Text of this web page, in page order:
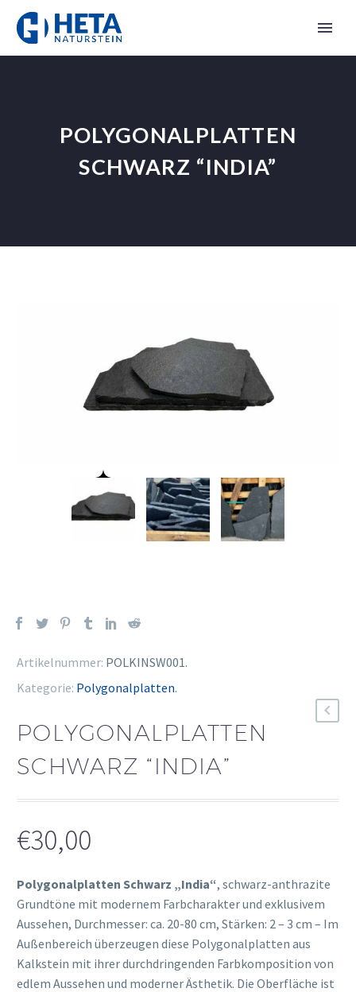
POLYGONALPLATTEN
SCHWARZ “INDIA”
Artikelnummer: POLKINSW001.
Kategorie: Polygonalplatten.
POLYGONALPLATTEN
SCHWARZ “INDIA”
€30,00
Polygonalplatten Schwarz „India“, schwarz-anthrazite
Grundtöne mit modernem Farbcharakter und exklusivem
Aussehen, Durchmesser: ca. 20-80 cm, Stärken: 2 – 3 cm – Im
Außenbereich überzeugen diese Polygonalplatten aus
Kalkstein mit ihrer durchdringenden Farbkomposition von
edlem Aussehen und moderner Ästhetik. Die Oberfläche ist